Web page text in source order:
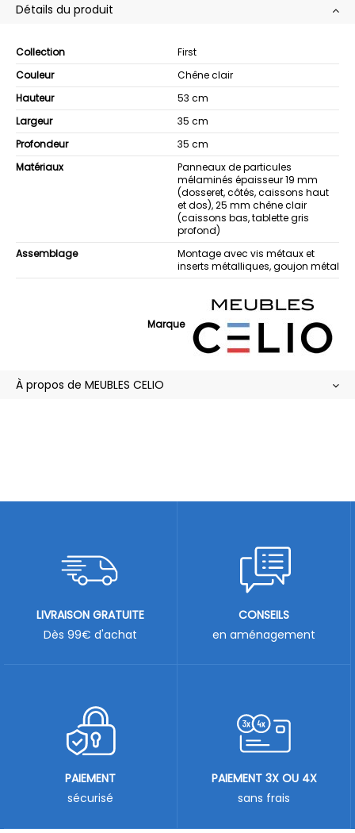
Détails du produit
Collection
First
Couleur
Chêne clair
Hauteur
53 cm
Largeur
35 cm
Profondeur
35 cm
Matériaux
Panneaux de particules
mélaminés épaisseur 19 mm
(dosseret, côtés, caissons haut
et dos), 25 mm chêne clair
(caissons bas, tablette gris
profond)
Assemblage
Montage avec vis métaux et
inserts métalliques, goujon métal
Marque
À propos de MEUBLES CELIO
LIVRAISON GRATUITE
Dès 99€ d'achat
CONSEILS
en aménagement
PAIEMENT
sécurisé
PAIEMENT 3X OU 4X
sans frais